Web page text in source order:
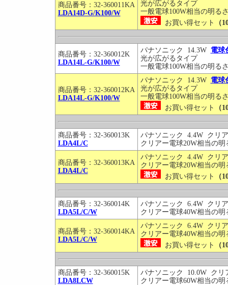
商品番号：32-360011KA
LDA14D-G/K100/W
光が広がるタイプ
一般電球100W相当の明る
お買い得セット
（
商品番号：32-360012K
LDA14L-G/K100/W
パナソニック 14.3W 電球
光が広がるタイプ
一般電球100W相当の明る
商品番号：32-360012KA
LDA14L-G/K100/W
パナソニック 14.3W 電球
光が広がるタイプ
一般電球100W相当の明る
お買い得セット
（
商品番号：32-360013K
LDA4L/C
パナソニック 4.4W クリ
クリアー電球20W相当の明
商品番号：32-360013KA
LDA4L/C
パナソニック 4.4W クリ
クリアー電球20W相当の明
お買い得セット
（
商品番号：32-360014K
LDA5L/C/W
パナソニック 6.4W クリ
クリアー電球40W相当の明
商品番号：32-360014KA
LDA5L/C/W
パナソニック 6.4W クリ
クリアー電球40W相当の明
お買い得セット
（
商品番号：32-360015K
LDA8LCW
パナソニック 10.0W クリ
クリアー電球60W相当の明